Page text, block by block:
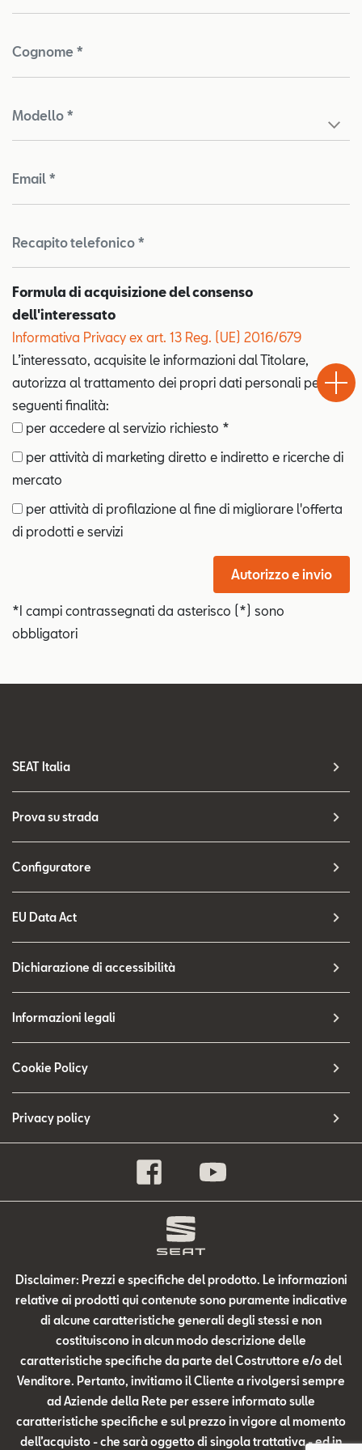
Cognome *
Modello *
Email *
Recapito telefonico *
Formula di acquisizione del consenso
dell'interessato
Informativa Privacy ex art. 13 Reg. (UE) 2016/679
L’interessato, acquisite le informazioni dal Titolare,
autorizza al trattamento dei propri dati personali per le
seguenti finalità:
per accedere al servizio richiesto *
per attività di marketing diretto e indiretto e ricerche di
mercato
per attività di profilazione al fine di migliorare l'offerta
di prodotti e servizi
Autorizzo e invio
*I campi contrassegnati da asterisco (*) sono
obbligatori
SEAT Italia
Prova su strada
Configuratore
EU Data Act
Dichiarazione di accessibilità
Informazioni legali
Cookie Policy
Privacy policy
Disclaimer: Prezzi e specifiche del prodotto. Le informazioni
relative ai prodotti qui contenute sono puramente indicative
di alcune caratteristiche generali degli stessi e non
costituiscono in alcun modo descrizione delle
caratteristiche specifiche da parte del Costruttore e/o del
Venditore. Pertanto, invitiamo il Cliente a rivolgersi sempre
ad Aziende della Rete per essere informato sulle
caratteristiche specifiche e sul prezzo in vigore al momento
dell’acquisto - che sarà oggetto di singola trattativa - ed in
Drive
Chiama